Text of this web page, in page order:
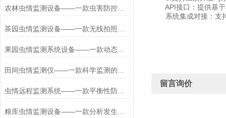
农林虫情监测设备——一款虫害防控的田间虫情监测设备2026+派+送
果园虫情监测系统设备——一款动态评估的智慧农田虫情监测设备2025+派+送
虫情远程监测系统——一款平衡性防治的野外虫情监测设备2025+派+送
API接口：提供基于
系统集成对接：支持
留言询价